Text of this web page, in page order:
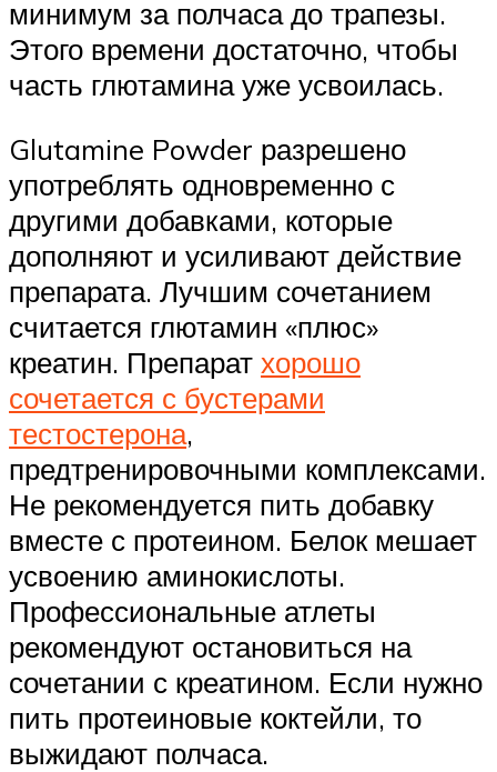
минимум за полчаса до трапезы.
Этого времени достаточно, чтобы
часть глютамина уже усвоилась.
Glutamine Powder разрешено
употреблять одновременно с
другими добавками, которые
дополняют и усиливают действие
препарата. Лучшим сочетанием
считается глютамин «плюс»
креатин. Препарат хорошо
сочетается с бустерами
тестостерона,
предтренировочными комплексами.
Не рекомендуется пить добавку
вместе с протеином. Белок мешает
усвоению аминокислоты.
Профессиональные атлеты
рекомендуют остановиться на
сочетании с креатином. Если нужно
пить протеиновые коктейли, то
выжидают полчаса.